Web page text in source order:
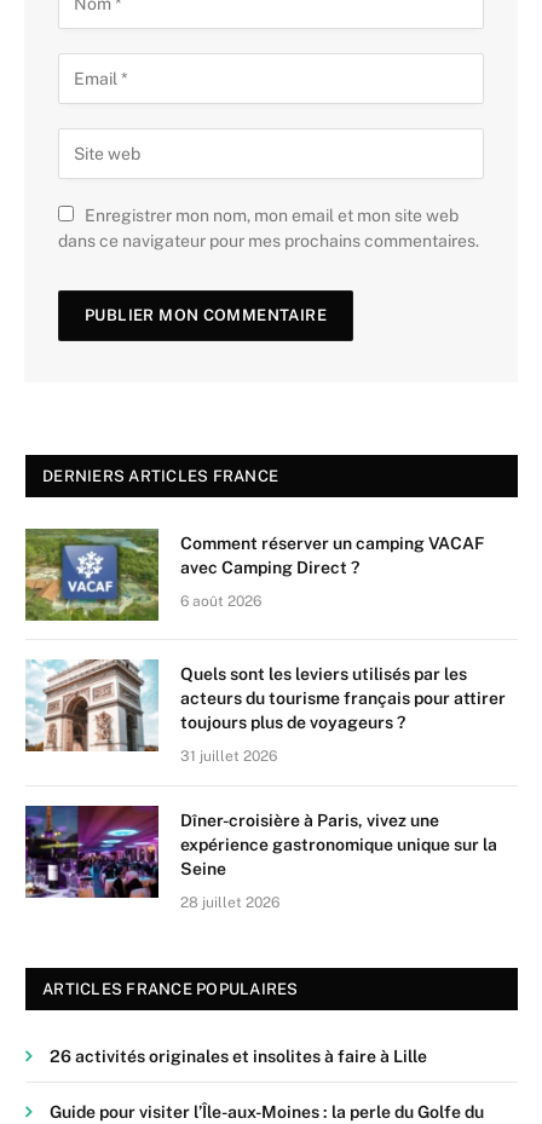
Enregistrer mon nom, mon email et mon site web
dans ce navigateur pour mes prochains commentaires.
DERNIERS ARTICLES FRANCE
Comment réserver un camping VACAF
avec Camping Direct ?
6 août 2026
Quels sont les leviers utilisés par les
acteurs du tourisme français pour attirer
toujours plus de voyageurs ?
31 juillet 2026
Dîner-croisière à Paris, vivez une
expérience gastronomique unique sur la
Seine
28 juillet 2026
ARTICLES FRANCE POPULAIRES
26 activités originales et insolites à faire à Lille
Guide pour visiter l’Île-aux-Moines : la perle du Golfe du